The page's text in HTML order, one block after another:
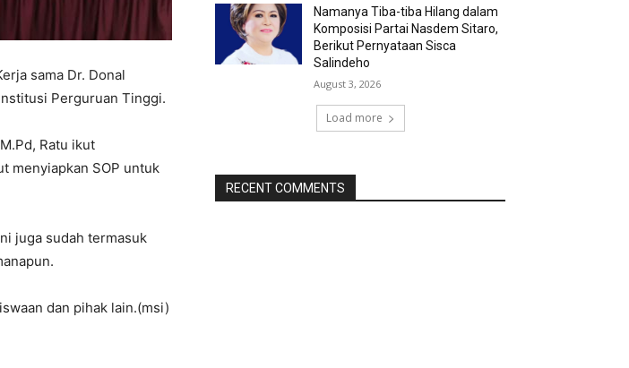
sama Dr. Donal
Perguruan Tinggi.
Ratu ikut
menyiapkan SOP untuk
juga sudah termasuk
dan pihak lain.(msi)
Namanya Tiba-tiba Hilang dalam
Komposisi Partai Nasdem Sitaro,
Berikut Pernyataan Sisca
Salindeho
August 3, 2026
Load more
RECENT COMMENTS